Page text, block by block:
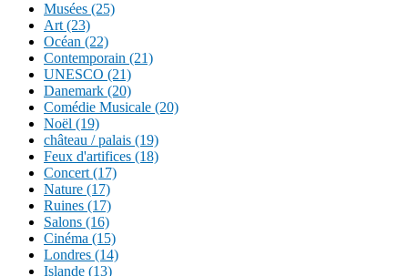
Musées (25)
Art (23)
Océan (22)
Contemporain (21)
UNESCO (21)
Danemark (20)
Comédie Musicale (20)
Noël (19)
château / palais (19)
Feux d'artifices (18)
Concert (17)
Nature (17)
Ruines (17)
Salons (16)
Cinéma (15)
Londres (14)
Islande (13)